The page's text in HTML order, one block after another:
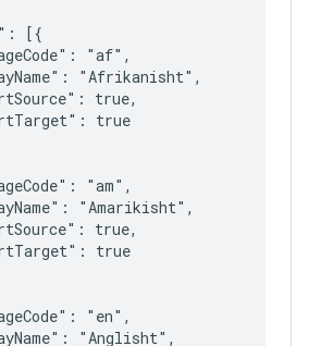
[{
"af",
"Afrikanisht",
true,
true
"am",
"Amarikisht",
true,
true
"en",
"Anglisht",